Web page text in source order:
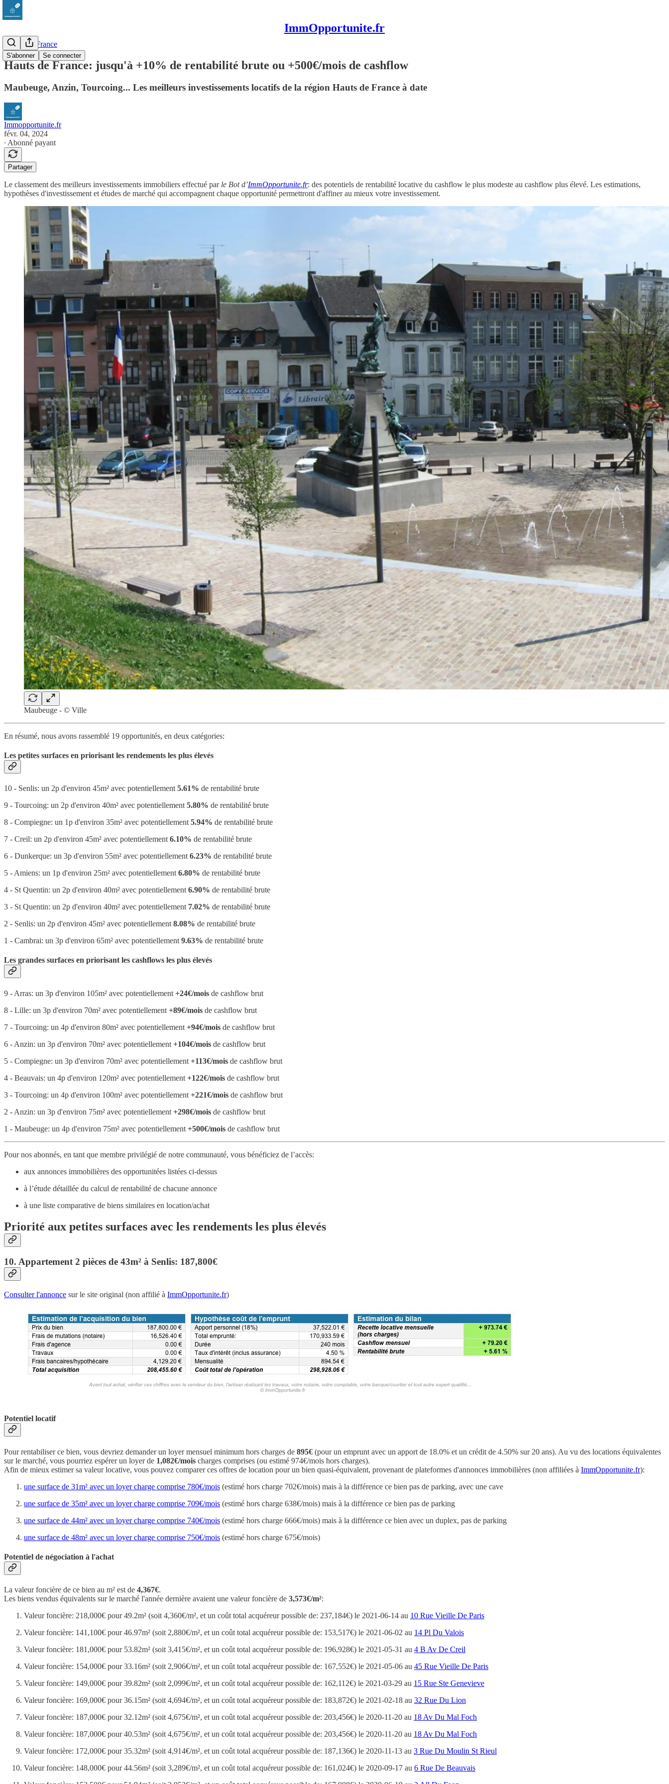
ImmOpportunite.fr
S'abonner Se connecter
Hauts De France
Hauts de France: jusqu'à +10% de rentabilité brute ou +500€/mois de cashflow
Maubeuge, Anzin, Tourcoing... Les meilleurs investissements locatifs de la région Hauts de France à date
Immopportunite.fr
févr. 04, 2024
∙ Abonné payant
Partager
Le classement des meilleurs investissements immobiliers effectué par le Bot d’ImmOpportunite.fr: des potentiels de rentabilité locative du cashflow le plus modeste au cashflow plus élevé. Les estimations,
hypothèses d'investissement et études de marché qui accompagnent chaque opportunité permettront d'affiner au mieux votre investissement.
Maubeuge - © Ville
En résumé, nous avons rassemblé 19 opportunités, en deux catégories:
Les petites surfaces en priorisant les rendements les plus élevés
10 - Senlis: un 2p d'environ 45m² avec potentiellement 5.61% de rentabilité brute
9 - Tourcoing: un 2p d'environ 40m² avec potentiellement 5.80% de rentabilité brute
8 - Compiegne: un 1p d'environ 35m² avec potentiellement 5.94% de rentabilité brute
7 - Creil: un 2p d'environ 45m² avec potentiellement 6.10% de rentabilité brute
6 - Dunkerque: un 3p d'environ 55m² avec potentiellement 6.23% de rentabilité brute
5 - Amiens: un 1p d'environ 25m² avec potentiellement 6.80% de rentabilité brute
4 - St Quentin: un 2p d'environ 40m² avec potentiellement 6.90% de rentabilité brute
3 - St Quentin: un 2p d'environ 40m² avec potentiellement 7.02% de rentabilité brute
2 - Senlis: un 2p d'environ 45m² avec potentiellement 8.08% de rentabilité brute
1 - Cambrai: un 3p d'environ 65m² avec potentiellement 9.63% de rentabilité brute
Les grandes surfaces en priorisant les cashflows les plus élevés
9 - Arras: un 3p d'environ 105m² avec potentiellement +24€/mois de cashflow brut
8 - Lille: un 3p d'environ 70m² avec potentiellement +89€/mois de cashflow brut
7 - Tourcoing: un 4p d'environ 80m² avec potentiellement +94€/mois de cashflow brut
6 - Anzin: un 3p d'environ 70m² avec potentiellement +104€/mois de cashflow brut
5 - Compiegne: un 3p d'environ 70m² avec potentiellement +113€/mois de cashflow brut
4 - Beauvais: un 4p d'environ 120m² avec potentiellement +122€/mois de cashflow brut
3 - Tourcoing: un 4p d'environ 100m² avec potentiellement +221€/mois de cashflow brut
2 - Anzin: un 3p d'environ 75m² avec potentiellement +298€/mois de cashflow brut
1 - Maubeuge: un 4p d'environ 75m² avec potentiellement +500€/mois de cashflow brut
Pour nos abonnés, en tant que membre privilégié de notre communauté, vous bénéficiez de l’accès:
aux annonces immobilières des opportunitées listées ci-dessus
à l’étude détaillée du calcul de rentabilité de chacune annonce
à une liste comparative de biens similaires en location/achat
Priorité aux petites surfaces avec les rendements les plus élevés
10. Appartement 2 pièces de 43m² à Senlis: 187,800€
Consulter l'annonce sur le site original (non affilié à ImmOpportunite.fr)
Potentiel locatif
Pour rentabiliser ce bien, vous devriez demander un loyer mensuel minimum hors charges de 895€ (pour un emprunt avec un apport de 18.0% et un crédit de 4.50% sur 20 ans). Au vu des locations équivalentes
sur le marché, vous pourriez espérer un loyer de 1,082€/mois charges comprises (ou estimé 974€/mois hors charges).
Afin de mieux estimer sa valeur locative, vous pouvez comparer ces offres de location pour un bien quasi-équivalent, provenant de plateformes d'annonces immobilières (non affiliées à ImmOpportunite.fr):
une surface de 31m² avec un loyer charge comprise 780€/mois (estimé hors charge 702€/mois) mais à la différence ce bien pas de parking, avec une cave
une surface de 35m² avec un loyer charge comprise 709€/mois (estimé hors charge 638€/mois) mais à la différence ce bien pas de parking
une surface de 44m² avec un loyer charge comprise 740€/mois (estimé hors charge 666€/mois) mais à la différence ce bien avec un duplex, pas de parking
une surface de 48m² avec un loyer charge comprise 750€/mois (estimé hors charge 675€/mois)
Potentiel de négociation à l'achat
La valeur foncière de ce bien au m² est de 4,367€.
Les biens vendus équivalents sur le marché l'année dernière avaient une valeur foncière de 3,573€/m²:
Valeur foncière: 218,000€ pour 49.2m² (soit 4,360€/m², et un coût total acquéreur possible de: 237,184€) le 2021-06-14 au 10 Rue Vieille De Paris
Valeur foncière: 141,100€ pour 46.97m² (soit 2,880€/m², et un coût total acquéreur possible de: 153,517€) le 2021-06-02 au 14 Pl Du Valois
Valeur foncière: 181,000€ pour 53.82m² (soit 3,415€/m², et un coût total acquéreur possible de: 196,928€) le 2021-05-31 au 4 B Av De Creil
Valeur foncière: 154,000€ pour 33.16m² (soit 2,906€/m², et un coût total acquéreur possible de: 167,552€) le 2021-05-06 au 45 Rue Vieille De Paris
Valeur foncière: 149,000€ pour 39.82m² (soit 2,099€/m², et un coût total acquéreur possible de: 162,112€) le 2021-03-29 au 15 Rue Ste Genevieve
Valeur foncière: 169,000€ pour 36.15m² (soit 4,694€/m², et un coût total acquéreur possible de: 183,872€) le 2021-02-18 au 32 Rue Du Lion
Valeur foncière: 187,000€ pour 32.12m² (soit 4,675€/m², et un coût total acquéreur possible de: 203,456€) le 2020-11-20 au 18 Av Du Mal Foch
Valeur foncière: 187,000€ pour 40.53m² (soit 4,675€/m², et un coût total acquéreur possible de: 203,456€) le 2020-11-20 au 18 Av Du Mal Foch
Valeur foncière: 172,000€ pour 35.32m² (soit 4,914€/m², et un coût total acquéreur possible de: 187,136€) le 2020-11-13 au 3 Rue Du Moulin St Rieul
Valeur foncière: 148,000€ pour 44.56m² (soit 3,289€/m², et un coût total acquéreur possible de: 161,024€) le 2020-09-17 au 6 Rue De Beauvais